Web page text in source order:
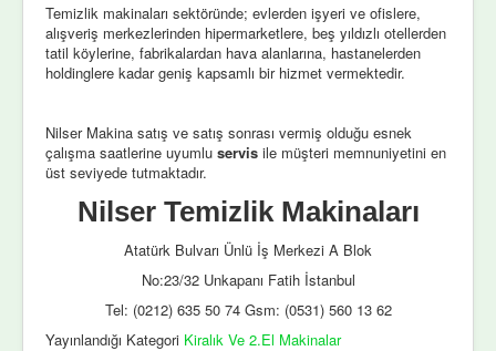
Temizlik makinaları sektöründe; evlerden işyeri ve ofislere,
alışveriş merkezlerinden hipermarketlere, beş yıldızlı otellerden
tatil köylerine, fabrikalardan hava alanlarına, hastanelerden
holdinglere kadar geniş kapsamlı bir hizmet vermektedir.
Nilser Makina satış ve satış sonrası vermiş olduğu esnek
çalışma saatlerine uyumlu servis ile müşteri memnuniyetini en
üst seviyede tutmaktadır.
Nilser Temizlik Makinaları
Atatürk Bulvarı Ünlü İş Merkezi A Blok
No:23/32 Unkapanı Fatih İstanbul
Tel: (0212) 635 50 74 Gsm: (0531) 560 13 62
Yayınlandığı Kategori Kiralık Ve 2.El Makinalar